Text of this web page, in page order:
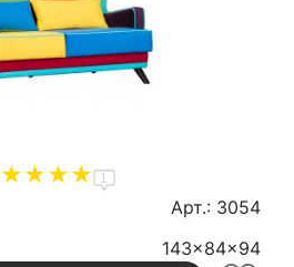
1
Арт.: 3054
143x84x94